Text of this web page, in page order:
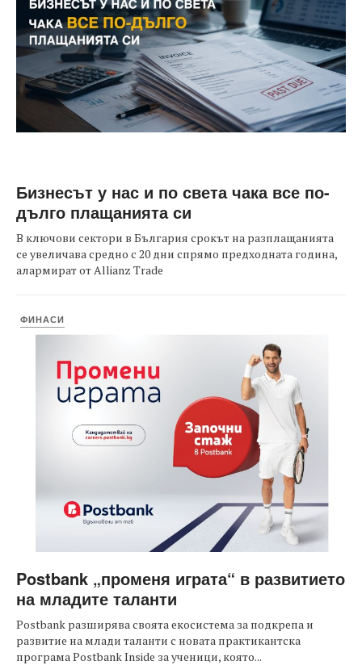
Бизнесът у нас и по света чака все по-
дълго плащанията си
В ключови сектори в България срокът на разплащанията
се увеличава средно с 20 дни спрямо предходната година,
алармират от Allianz Trade
ФИНАСИ
Postbank „променя играта“ в развитието
на младите таланти
Postbank разширява своята екосистема за подкрепа и
развитие на млади таланти с новата практикантска
програма Postbank Inside за ученици, която...